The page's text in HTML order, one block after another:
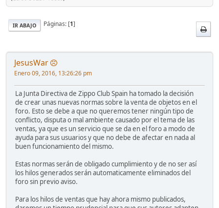
IR ABAJO Páginas: [1]
JesusWar
Enero 09, 2016, 13:26:26 pm
La Junta Directiva de Zippo Club Spain ha tomado la decisión
de crear unas nuevas normas sobre la venta de objetos en el
foro. Esto se debe a que no queremos tener ningún tipo de
conflicto, disputa o mal ambiente causado por el tema de las
ventas, ya que es un servicio que se da en el foro a modo de
ayuda para sus usuarios y que no debe de afectar en nada al
buen funcionamiento del mismo.
Estas normas serán de obligado cumplimiento y de no ser así
los hilos generados serán automaticamente eliminados del
foro sin previo aviso.
Para los hilos de ventas que hay ahora mismo publicados,